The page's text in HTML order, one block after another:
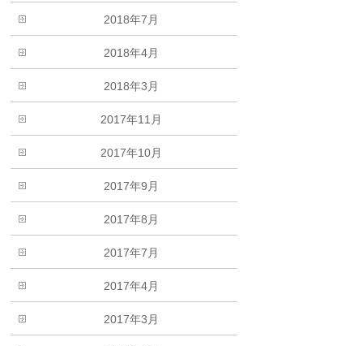
2018年7月
2018年4月
2018年3月
2017年11月
2017年10月
2017年9月
2017年8月
2017年7月
2017年4月
2017年3月